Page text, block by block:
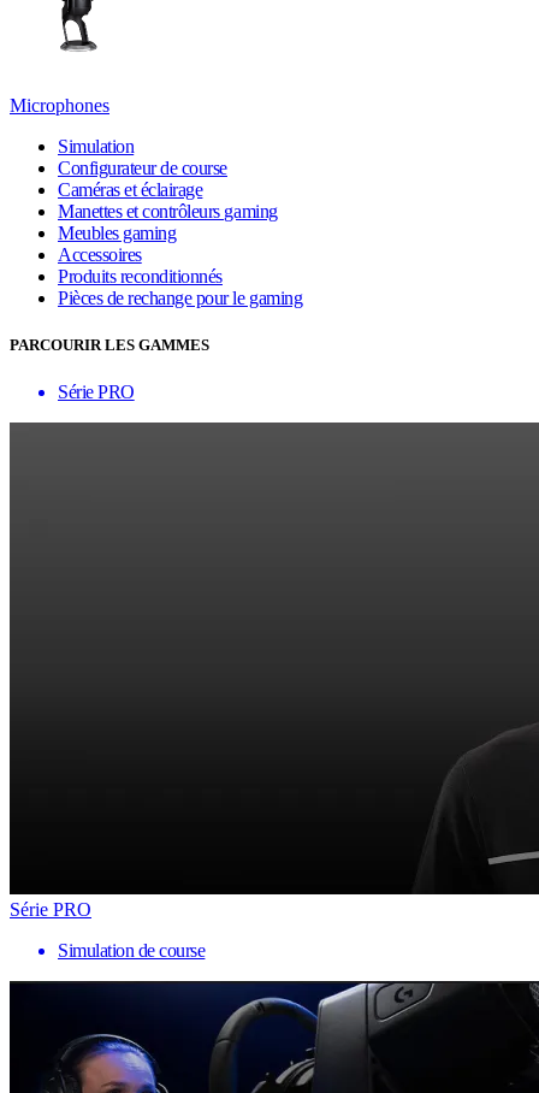
Microphones
Simulation
Configurateur de course
Caméras et éclairage
Manettes et contrôleurs gaming
Meubles gaming
Accessoires
Produits reconditionnés
Pièces de rechange pour le gaming
PARCOURIR LES GAMMES
Série PRO
Série PRO
Simulation de course